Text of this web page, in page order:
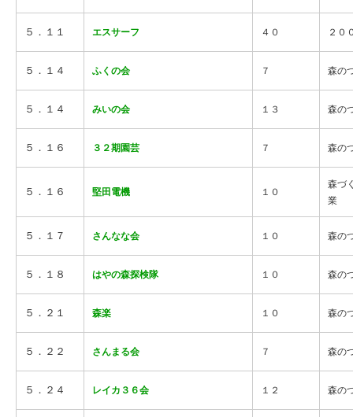
５．１１ エスサーフ ４０ ２０
５．１４ ふくの会 ７ 森の
５．１４ みいの会 １３ 森の
５．１６ ３２期園芸 ７ 森の
５．１６ 堅田電機 １０
森づ
業
５．１７ さんなな会 １０ 森の
５．１８ はやの森探検隊 １０ 森の
５．２１ 森楽 １０ 森の
５．２２ さんまる会 ７ 森の
５．２４ レイカ３６会 １２ 森の